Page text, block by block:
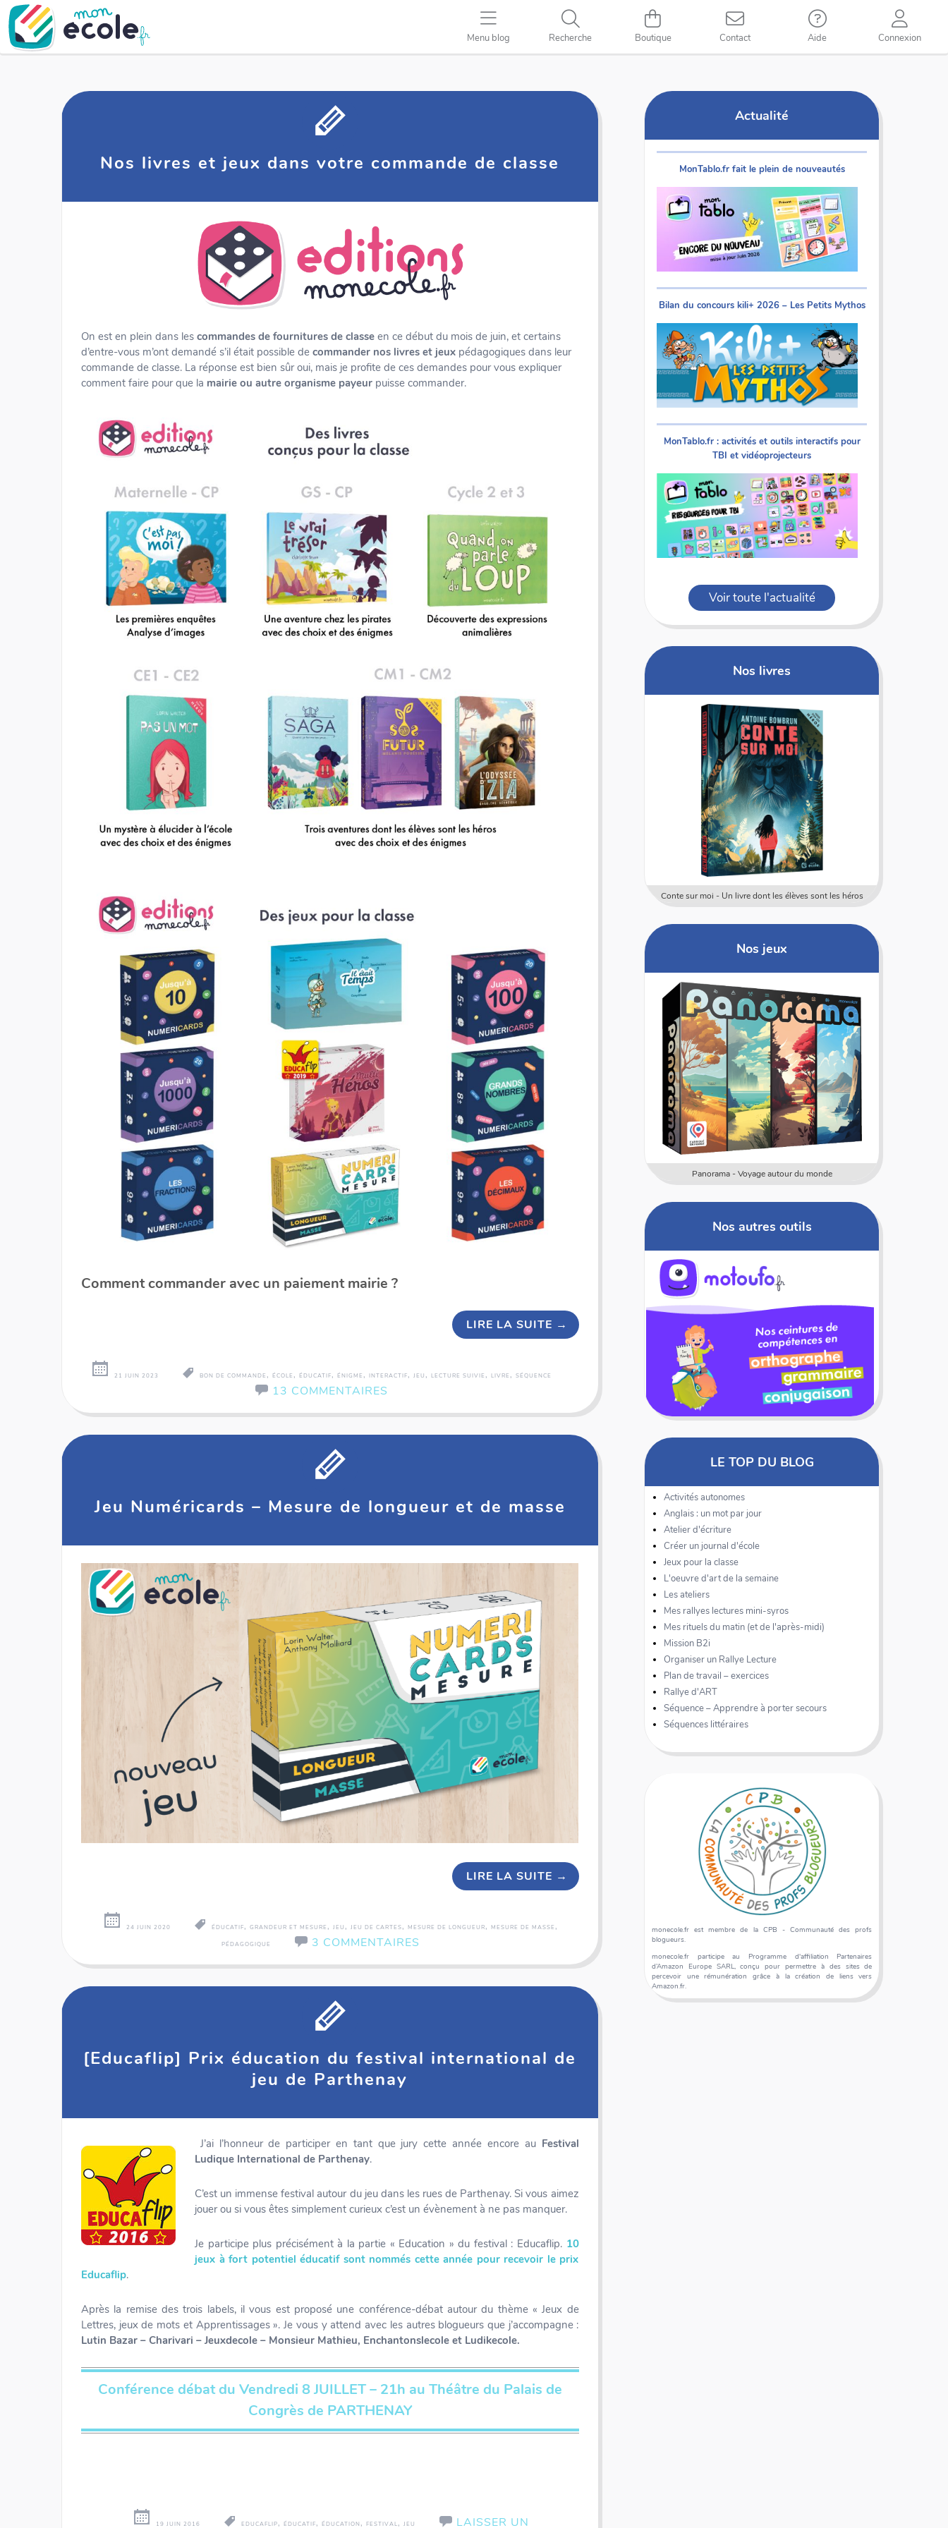
Menu blog Recherche Boutique Contact Aide Connexion
Nos livres et jeux dans votre commande de classe
On est en plein dans les commandes de fournitures de classe en ce début du mois de juin, et certains
d’entre-vous m’ont demandé s’il était possible de commander nos livres et jeux pédagogiques dans leur
commande de classe. La réponse est bien sûr oui, mais je profite de ces demandes pour vous expliquer
comment faire pour que la mairie ou autre organisme payeur puisse commander.
Comment commander avec un paiement mairie ?
LIRE LA SUITE →
21 JUIN 2023 BON DE COMMANDE , ÉCOLE , ÉDUCATIF, ÉNIGME , INTERACTIF, JEU , LECTURE SUIVIE , LIVRE , SÉQUENCE
13 COMMENTAIRES
Jeu Numéricards – Mesure de longueur et de masse
LIRE LA SUITE →
24 JUIN 2020 ÉDUCATIF,GRANDEUR ET MESURE ,JEU ,JEU DE CARTES,MESURE DE LONGUEUR,MESURE DE MASSE ,
PÉDAGOGIQUE 3 COMMENTAIRES
[Educaflip] Prix éducation du festival international de
jeu de Parthenay
J’ai l’honneur de participer en tant que jury cette année encore au Festival
Ludique International de Parthenay.
C’est un immense festival autour du jeu dans les rues de Parthenay. Si vous aimez
jouer ou si vous êtes simplement curieux c’est un évènement à ne pas manquer.
Je participe plus précisément à la partie « Education » du festival : Educaflip. 10
jeux à fort potentiel éducatif sont nommés cette année pour recevoir le prix
Educaflip.
Après la remise des trois labels, il vous est proposé une conférence-débat autour du thème « Jeux de
Lettres, jeux de mots et Apprentissages ». Je vous y attend avec les autres blogueurs que j’accompagne :
Lutin Bazar – Charivari – Jeuxdecole – Monsieur Mathieu, Enchantonslecole et Ludikecole.
Conférence débat du Vendredi 8 JUILLET – 21h au Théâtre du Palais de
Congrès de PARTHENAY
19 JUIN 2016 EDUCAFLIP, ÉDUCATIF, ÉDUCATION , FESTIVAL, JEU LAISSER UN
Actualité
MonTablo.fr fait le plein de nouveautés
Bilan du concours kili+ 2026 – Les Petits Mythos
MonTablo.fr : activités et outils interactifs pour
TBI et vidéoprojecteurs
Voir toute l'actualité
Nos livres
Conte sur moi - Un livre dont les élèves sont les héros
Nos jeux
Panorama - Voyage autour du monde Numericards - Mesure
Nos autres outils
LE TOP DU BLOG
Activités autonomes
Anglais : un mot par jour
Atelier d'écriture
Créer un journal d'école
Jeux pour la classe
L'oeuvre d'art de la semaine
Les ateliers
Mes rallyes lectures mini-syros
Mes rituels du matin (et de l'après-midi)
Mission B2i
Organiser un Rallye Lecture
Plan de travail – exercices
Rallye d'ART
Séquence – Apprendre à porter secours
Séquences littéraires
monecole.fr est membre de la CPB - Communauté des profs
blogueurs.
monecole.fr participe au Programme d'affiliation Partenaires
d’Amazon Europe SARL, conçu pour permettre à des sites de
percevoir une rémunération grâce à la création de liens vers
Amazon.fr.